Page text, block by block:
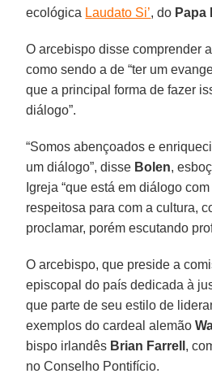
ecológica Laudato Si’, do Papa
O arcebispo disse comprender
como sendo a de “ter um
que a principal forma de fazer
diálogo”.
“Somos abençoados e
um diálogo”, disse Bolen,
Igreja “que está em diálogo
respeitosa para com a cultura,
proclamar, porém escutando
O arcebispo, que preside a
episcopal do país dedicada à
que parte de seu estilo de
exemplos do cardeal alemão
bispo irlandês Brian Farrell ,
no Conselho Pontifício.